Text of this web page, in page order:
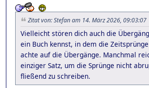
Zitat von: Stefan am 14. März 2026, 09:03:07
Vielleicht stören dich auch die
ein Buch kennst, in dem die
achte auf die Übergänge. Manchmal
einziger Satz, um die Sprünge nicht
fließend zu schreiben.